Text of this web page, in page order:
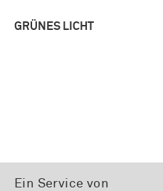
GRÜNES LICHT
Ein Service von